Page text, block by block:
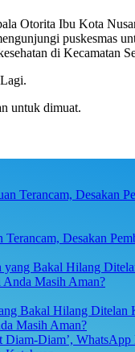
Otorita Ibu Kota
puskesmas
di Kecamatan
untuk dimuat.
Terancam, Desakan
Bakal Hilang Ditelan
Masih Aman?